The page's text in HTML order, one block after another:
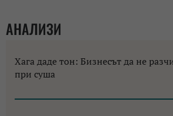
АНАЛИЗИ
Хага даде тон: Бизнесът да не
при суша